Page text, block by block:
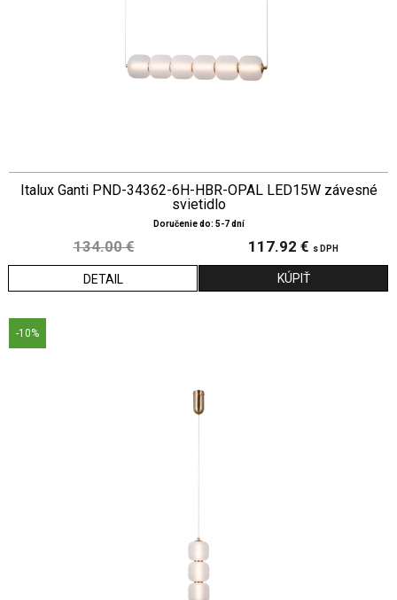
Italux Ganti PND-34362-6H-HBR-OPAL LED15W závesné
svietidlo
Doručenie do: 5-7 dní
134.00 € 117.92 € s DPH
DETAIL
-10%